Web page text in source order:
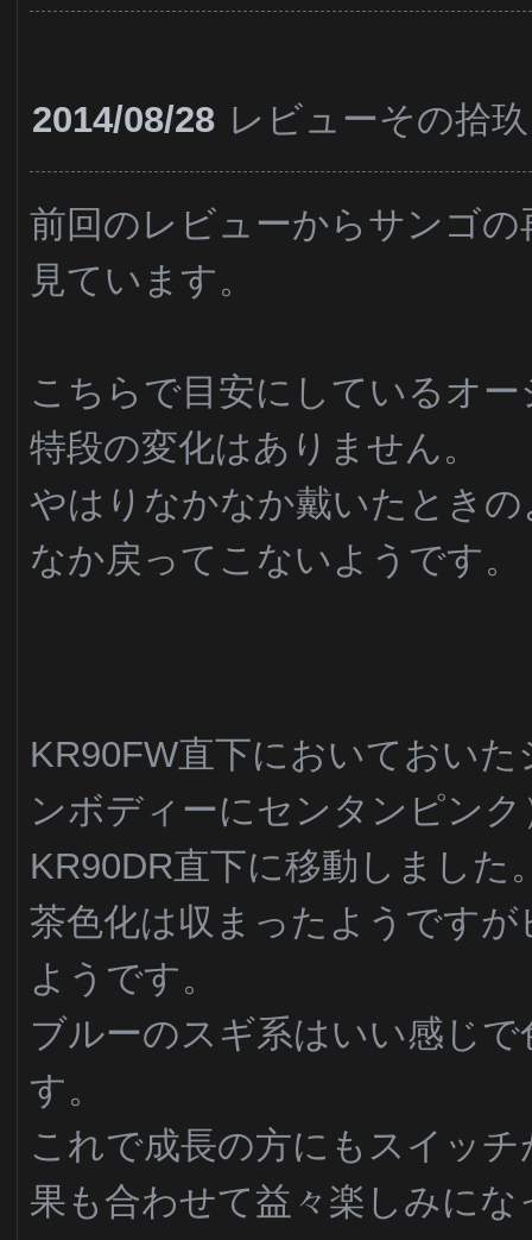
2014/08/28 レビューその拾玖
前回のレビューからサンゴ
見ています。
こちらで目安にしているオ
特段の変化はありません。
やはりなかなか戴いたとき
なか戻ってこないようです。
KR90FW直下においておい
ンボディーにセンタンピン
KR90DR直下に移動しました
茶色化は収まったようです
ようです。
ブルーのスギ系はいい感じ
す。
これで成長の方にもスイッ
果も合わせて益々楽しみにな